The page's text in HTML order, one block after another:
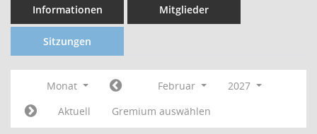
Informationen Mitglieder
Sitzungen
Monat Februar
2027
Aktuell
Gremium auswählen